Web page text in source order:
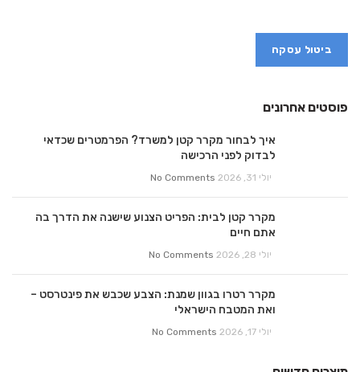
ביטול עסקה
פוסטים אחרונים
איך לבחור מקרר קטן למשרד? הפרמטרים שכדאי
לבדוק לפני הרכישה
יולי 31, 2026 No Comments
מקרר קטן לבית: הפריט הצנוע שישנה את הדרך בה
אתם חיים
יולי 28, 2026 No Comments
מקרר רטרו בגוון שמנת: הצבע שכבש את פינטרסט –
ואת המטבח הישראלי
יולי 17, 2026 No Comments